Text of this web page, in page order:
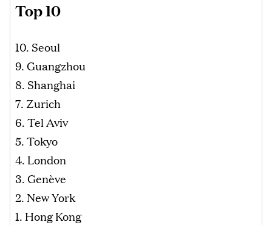
Top 10
10. Seoul
9. Guangzhou
8. Shanghai
7. Zurich
6. Tel Aviv
5. Tokyo
4. London
3. Genève
2. New York
1. Hong Kong